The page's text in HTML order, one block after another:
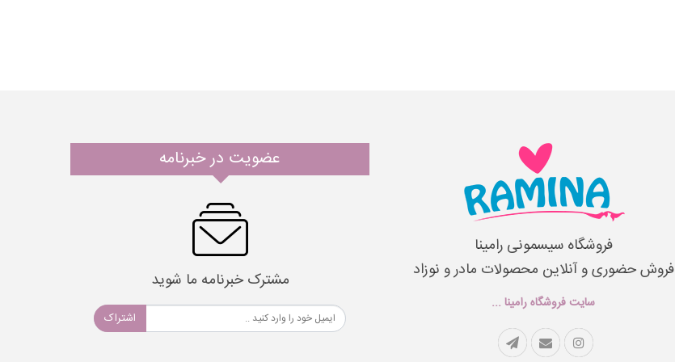
فروشگاه سیسمونی رامینا
فروش حضوری و آنلاین محصولات مادر و نوزاد
سایت فروشگاه رامینا ...
عضویت در خبرنامه
مشترک خبرنامه ما شوید
اشتراک